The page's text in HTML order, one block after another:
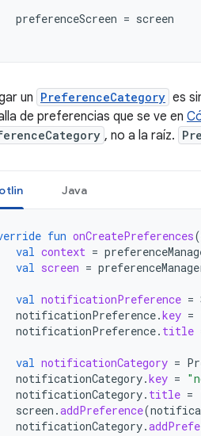
preferenceScreen = screen
un PreferenceCategory es
de preferencias que se ve en
, no a la raíz.
Java
fun onCreatePreferences(
val context =
val screen =
val notificationPreference =
notificationPreference.key =
notificationPreference. title
val notificationCategory =
notificationCategory.key =
notificationCategory. title =
screen .addPreference(
notificationCategory.